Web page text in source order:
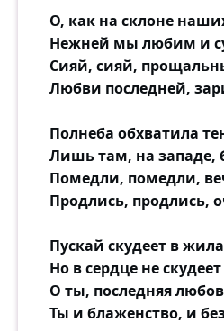
О, как на склоне
Нежней мы любим и
Сияй, сияй,
Любви последней,
Полнеба обхватила
Лишь там, на западе,
Помедли, помедли,
Продлись, продлись,
Пускай скудеет в
Но в сердце не
О ты, последняя
Ты и блаженство, и